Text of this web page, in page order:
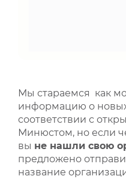
Мы стараемся как
информацию о
соответствии с
Минюстом, но если
вы не нашли свою
предложено
название